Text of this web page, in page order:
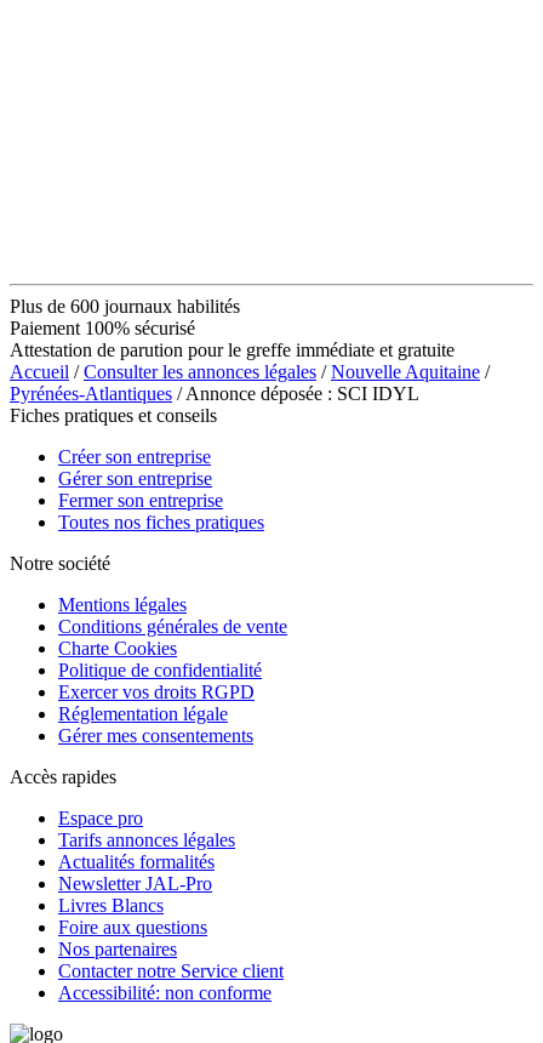
Plus de 600 journaux habilités
Paiement 100% sécurisé
Attestation de parution pour le greffe immédiate et gratuite
Accueil /Consulter les annonces légales /Nouvelle Aquitaine /
Pyrénées-Atlantiques / Annonce déposée : SCI IDYL
Fiches pratiques et conseils
Créer son entreprise
Gérer son entreprise
Fermer son entreprise
Toutes nos fiches pratiques
Notre société
Mentions légales
Conditions générales de vente
Charte Cookies
Politique de confidentialité
Exercer vos droits RGPD
Réglementation légale
Gérer mes consentements
Accès rapides
Espace pro
Tarifs annonces légales
Actualités formalités
Newsletter JAL-Pro
Livres Blancs
Foire aux questions
Nos partenaires
Contacter notre Service client
Accessibilité: non conforme